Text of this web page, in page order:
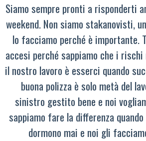
Siamo sempre pronti a risponderti
weekend. Non siamo stakanovisti,
lo facciamo perché è importante.
accesi perché sappiamo che i rischi
il nostro lavoro è esserci quando
buona polizza è solo metà del
sinistro gestito bene e noi
sappiamo fare la differenza
dormono mai e noi gli